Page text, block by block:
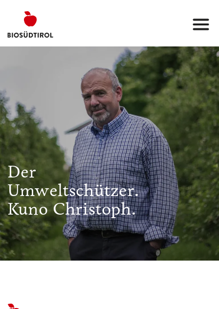
Der
Umweltschützer.
Kuno Christoph.